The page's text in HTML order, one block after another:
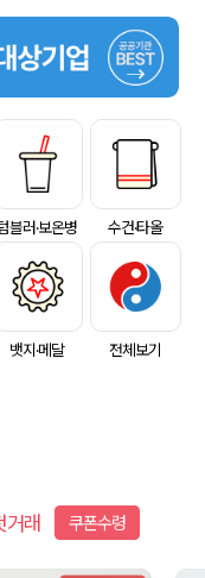
블러·보온병 수건·타올
뱃지·메달 전체보기
거래 쿠폰수령